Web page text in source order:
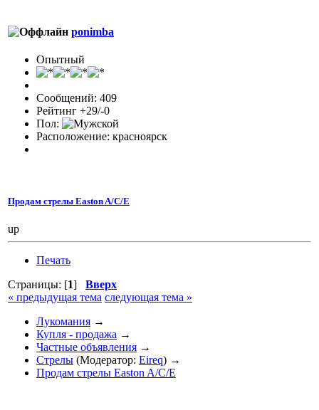
ponimba
Опытный
Сообщений: 409
Рейтинг +29/-0
Пол:
Расположение: красноярск
Продам стрелы Easton A/C/E
up
Печать
Страницы: [1] Вверх
« предыдущая тема следующая тема »
Лукомания →
Купля - продажа →
Частные объявления →
Стрелы (Модератор: Eireq) →
Продам стрелы Easton A/C/E